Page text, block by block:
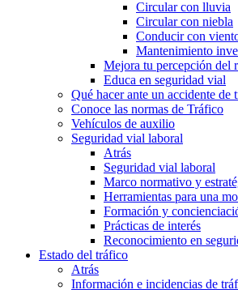
Circular con lluvia
Circular con niebla
Conducir con
Mantenimiento
Mejora tu percepción del
Educa en seguridad vial
Qué hacer ante un accidente de
Conoce las normas de Tráfico
Vehículos de auxilio
Seguridad vial laboral
Atrás
Seguridad vial laboral
Marco normativo y
Herramientas para una
Formación y
Prácticas de interés
Reconocimiento en
Estado del tráfico
Atrás
Información e incidencias de